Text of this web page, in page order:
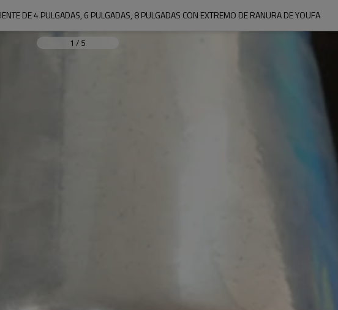
DE 4 PULGADAS, 6 PULGADAS, 8 PULGADAS CON EXTREMO DE RANURA DE YOUFA
1 / 5